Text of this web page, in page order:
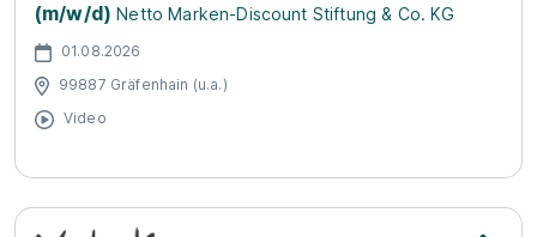
(m/w/d) Netto Marken-Discount Stiftung & Co. KG
01.08.2026
99887 Gräfenhain (u.a.)
Video